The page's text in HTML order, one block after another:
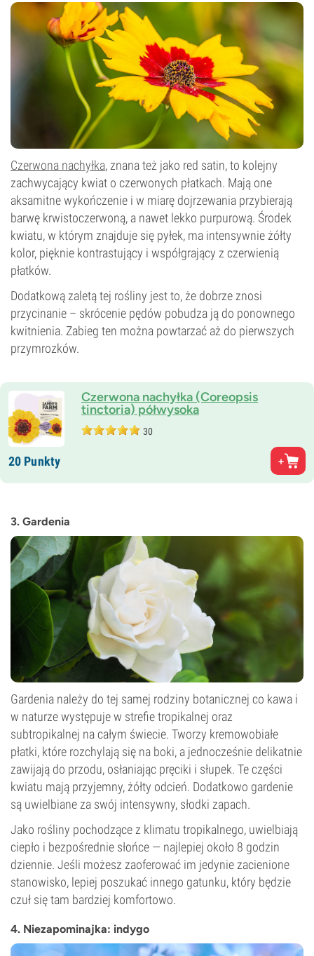
Czerwona nachyłka, znana też jako red satin, to kolejny
zachwycający kwiat o czerwonych płatkach. Mają one
aksamitne wykończenie i w miarę dojrzewania przybierają
barwę krwistoczerwoną, a nawet lekko purpurową. Środek
kwiatu, w którym znajduje się pyłek, ma intensywnie żółty
kolor, pięknie kontrastujący i współgrający z czerwienią
płatków.
Dodatkową zaletą tej rośliny jest to, że dobrze znosi
przycinanie – skrócenie pędów pobudza ją do ponownego
kwitnienia. Zabieg ten można powtarzać aż do pierwszych
przymrozków.
Czerwona nachyłka (Coreopsis
tinctoria) półwysoka
30
20 Punkty
3. Gardenia
Gardenia należy do tej samej rodziny botanicznej co kawa i
w naturze występuje w strefie tropikalnej oraz
subtropikalnej na całym świecie. Tworzy kremowobiałe
płatki, które rozchylają się na boki, a jednocześnie delikatnie
zawijają do przodu, osłaniając pręciki i słupek. Te części
kwiatu mają przyjemny, żółty odcień. Dodatkowo gardenie
są uwielbiane za swój intensywny, słodki zapach.
Jako rośliny pochodzące z klimatu tropikalnego, uwielbiają
ciepło i bezpośrednie słońce — najlepiej około 8 godzin
dziennie. Jeśli możesz zaoferować im jedynie zacienione
stanowisko, lepiej poszukać innego gatunku, który będzie
czuł się tam bardziej komfortowo.
4. Niezapominajka: indygo